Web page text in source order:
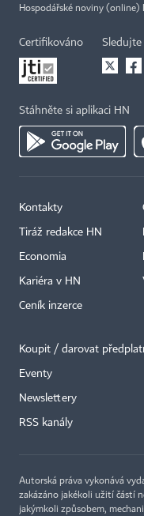
Hospodářské noviny (online)
Certifikováno Sledujte
Stáhněte si aplikaci HN
Kontakty
Tiráž redakce HN
Economia
Kariéra v HN
Ceník inzerce
Koupit / darovat
Eventy
Newslettery
RSS kanály
Autorská práva vykonává
zakázáno jakékoli užití částí
jakýmkoli způsobem,